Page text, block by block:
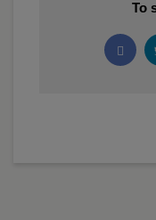
To